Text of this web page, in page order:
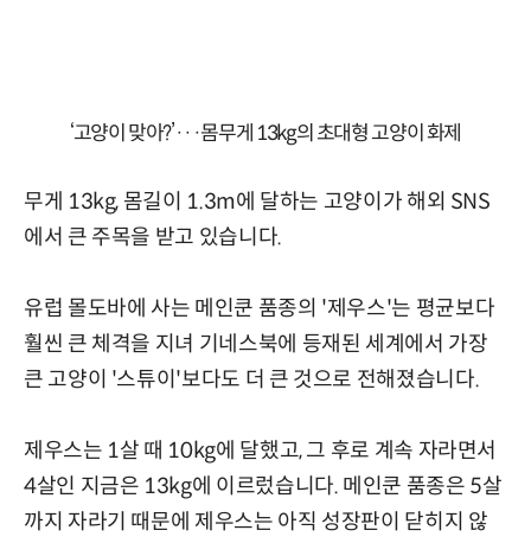
‘고양이 맞아?’···몸무게 13kg의 초대형 고양이 화제
무게 13kg, 몸길이 1.3m에 달하는 고양이가 해외 SNS
에서 큰 주목을 받고 있습니다.
유럽 몰도바에 사는 메인쿤 품종의 '제우스'는 평균보다
훨씬 큰 체격을 지녀 기네스북에 등재된 세계에서 가장
큰 고양이 '스튜이'보다도 더 큰 것으로 전해졌습니다.
제우스는 1살 때 10kg에 달했고, 그 후로 계속 자라면서
4살인 지금은 13kg에 이르렀습니다. 메인쿤 품종은 5살
까지 자라기 때문에 제우스는 아직 성장판이 닫히지 않